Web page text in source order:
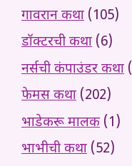
गावरान कथा (105)
डॉक्टरची कथा (6)
नर्सची कंपाउंडर कथा
फेमस कथा (202)
भाडेकरू मालक (1)
भाभीची कथा (52)